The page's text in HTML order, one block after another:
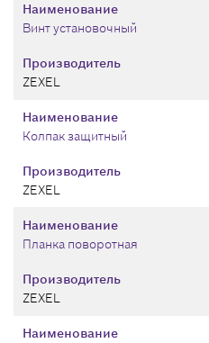
Производитель
ZEXEL
Наименование
Винт установочный
Производитель
ZEXEL
Наименование
Колпак защитный
Производитель
ZEXEL
Наименование
Планка поворотная
Наименование